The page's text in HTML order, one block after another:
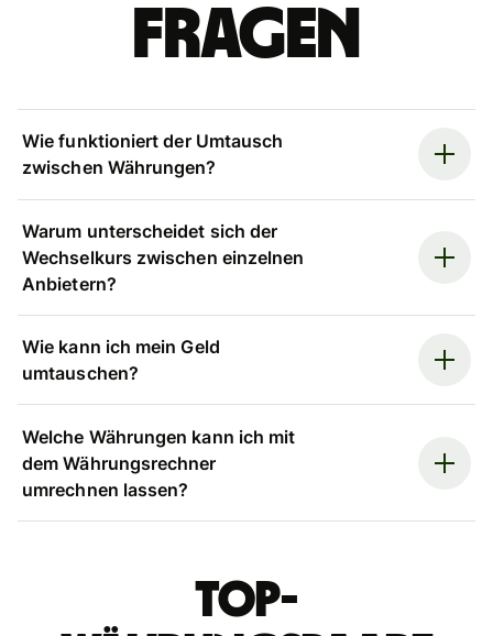
Fragen
Wie funktioniert der Umtausch
zwischen Währungen?
Warum unterscheidet sich der
Wechselkurs zwischen einzelnen
Anbietern?
Wie kann ich mein Geld
umtauschen?
Welche Währungen kann ich mit
dem Währungsrechner
umrechnen lassen?
Top-